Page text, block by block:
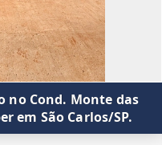
no Cond. Monte das
em São Carlos/SP.